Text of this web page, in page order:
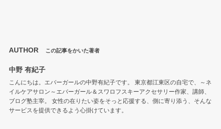
AUTHOR この記事をかいた著者
中野 有紀子
こんにちは。エバーガールの中野有紀子です。 東京都江東区の自宅で、～ネ
イルケアサロン～エバーガール＆スワロフスキーアクセサリー作家、講師、
ブログ塾主宰。 女性の在りたい姿をそっと応援する、側に寄り添う、そんな
サービスを提供できるよう心掛けています。